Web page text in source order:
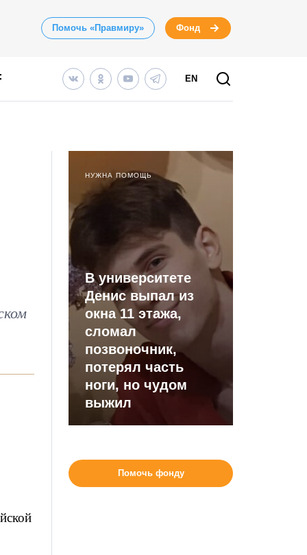
Помочь «Правмиру» Фонд
EN
НУЖНА ПОМОЩЬ
В университете
Денис выпал из
окна 11 этажа,
сломал
позвоночник,
потерял часть
ноги, но чудом
выжил
Помочь фонду